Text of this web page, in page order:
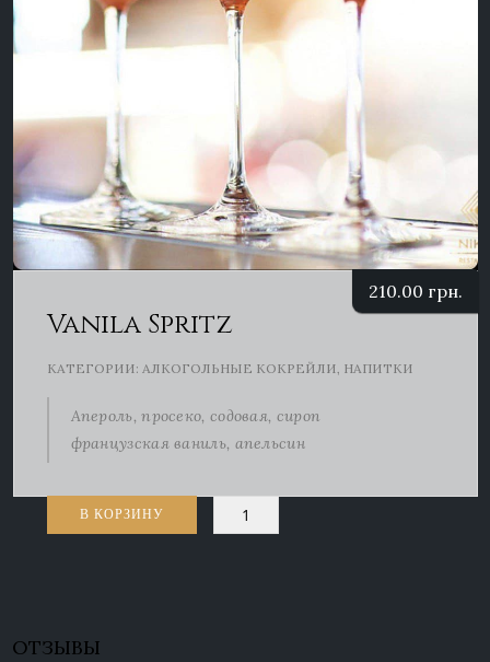
Vanila Spritz
210.00 грн.
КАТЕГОРИИ: АЛКОГОЛЬНЫЕ КОКРЕЙЛИ, НАПИТКИ
Апероль, просеко, содовая, сироп
французская ваниль, апельсин
Количество
товара
Vanila
В КОРЗИНУ
ОТЗЫВЫ